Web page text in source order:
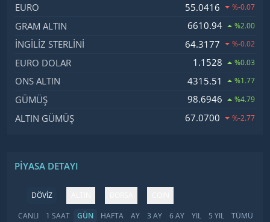
EURO 55.0416 %-0.07
GRAM ALTIN 6610.94 %2.00
İNGILIZ STERLINI 64.3177 %-0.02
EURO DOLAR 1.1528 %0.03
ONS ALTIN 4315.51 %1.77
GÜMÜŞ 98.6946 %4.79
ALTIN GÜMÜŞ 67.0700 %-2.77
PIYASA DETAYI
DÖVİZ
CANLI
1 SAAT GÜN HAFTA AY 3 AY 6 AY YIL 5 YIL TÜMÜ